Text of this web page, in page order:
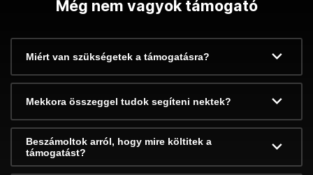
Még nem vagyok támogató
Miért van szükségetek a támogatásra?
Mekkora összeggel tudok segíteni nektek?
Beszámoltok arról, hogy mire költitek a
támogatást?